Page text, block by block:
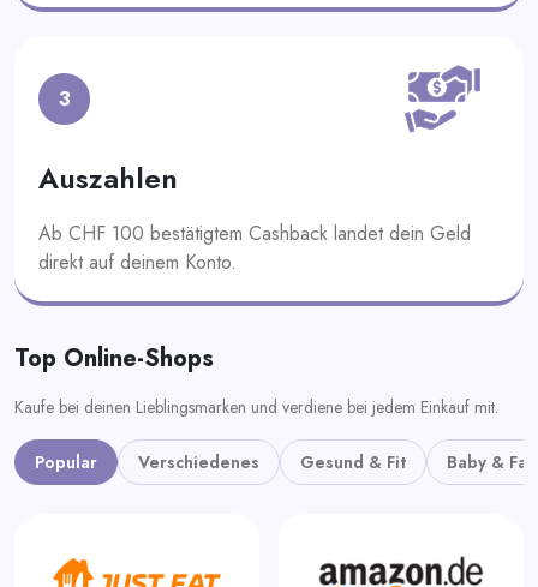
3
Auszahlen
Ab CHF 100 bestätigtem Cashback landet dein Geld
direkt auf deinem Konto.
Top Online-Shops
Kaufe bei deinen Lieblingsmarken und verdiene bei jedem Einkauf mit.
Popular Verschiedenes Gesund & Fit Baby &